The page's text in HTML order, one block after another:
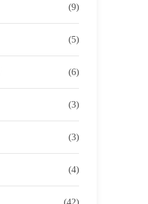
(9)
(5)
(6)
(3)
(3)
(4)
(42)